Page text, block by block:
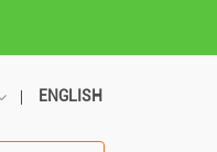
ENGLISH